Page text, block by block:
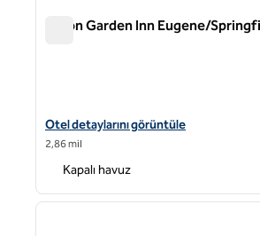
Hilton Garden Inn Eugene/
Hilton Garden Inn Eugene/Springfield
Otel detaylarını görüntüle
2,86 mil
Kapalı havuz
1 / 12